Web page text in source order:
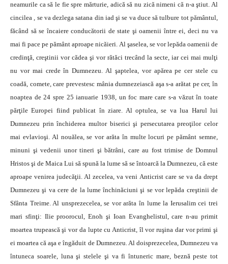
neamurile ca să le fie spre mărturie, adică să nu zică nimeni că n-a ştiut. Al
cincilea , se va dezlega satana din iad şi se va duce să tulbure tot pământul,
făcând să se încaiere conducătorii de state şi oamenii între ei, deci nu va
mai fi pace pe pământ aproape nicăieri. Al şaselea, se vor lepăda oamenii de
credinţă, creştinii vor cădea şi vor rătăci trecând la secte, iar cei mai mulţi
nu vor mai crede în Dumnezeu. Al şaptelea, vor apărea pe cer stele cu
coadă, comete, care prevestesc mânia dumnezeiască aşa s-a arătat pe cer, în
noaptea de 24 spre 25 ianuarie 1938, un foc mare care s-a văzut în toate
părţile Europei fiind publicat în ziare. Al optulea, se va lua Harul lui
Dumnezeu prin închiderea multor biserici şi persecutarea preoţilor celor
mai evlavioşi. Al nouălea, se vor arăta în multe locuri pe pământ semne,
minuni şi vedenii unor tineri şi bătrâni, care au fost trimise de Domnul
Hristos şi de Maica Lui să spună la lume să se întoarcă la Dumnezeu, că este
aproape venirea judecăţii. Al zecelea, va veni Anticrist care se va da drept
Dumnezeu şi va cere de la lume închinăciuni şi se vor lepăda creştinii de
Sfânta Treime. Al unsprezecelea, se vor arăta în lume la Ierusalim cei trei
mari sfinţi: Ilie proorocul, Enoh şi Ioan Evanghelistul, care n-au primit
moartea trupească şi vor da lupte cu Anticrist, îl vor ruşina dar vor primi şi
ei moartea că aşa e îngăduit de Dumnezeu. Al doisprezecelea, Dumnezeu va
întuneca soarele, luna şi stelele şi va fi întuneric mare, beznă peste tot